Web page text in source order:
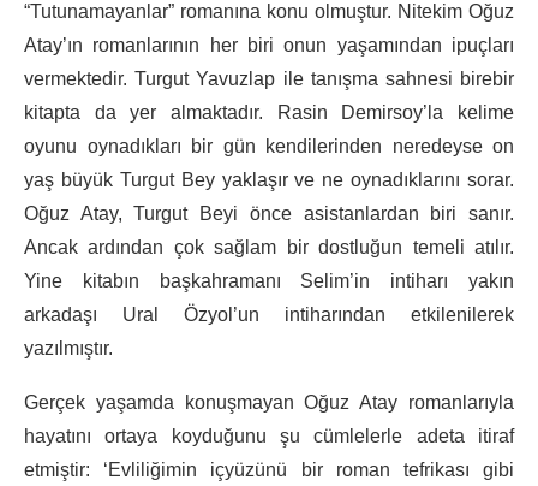
“Tutunamayanlar” romanına konu olmuştur. Nitekim Oğuz
Atay’ın romanlarının her biri onun yaşamından ipuçları
vermektedir. Turgut Yavuzlap ile tanışma sahnesi birebir
kitapta da yer almaktadır. Rasin Demirsoy’la kelime
oyunu oynadıkları bir gün kendilerinden neredeyse on
yaş büyük Turgut Bey yaklaşır ve ne oynadıklarını sorar.
Oğuz Atay, Turgut Beyi önce asistanlardan biri sanır.
Ancak ardından çok sağlam bir dostluğun temeli atılır.
Yine kitabın başkahramanı Selim’in intiharı yakın
arkadaşı Ural Özyol’un intiharından etkilenilerek
yazılmıştır.
Gerçek yaşamda konuşmayan Oğuz Atay romanlarıyla
hayatını ortaya koyduğunu şu cümlelerle adeta itiraf
etmiştir: ‘Evliliğimin içyüzünü bir roman tefrikası gibi